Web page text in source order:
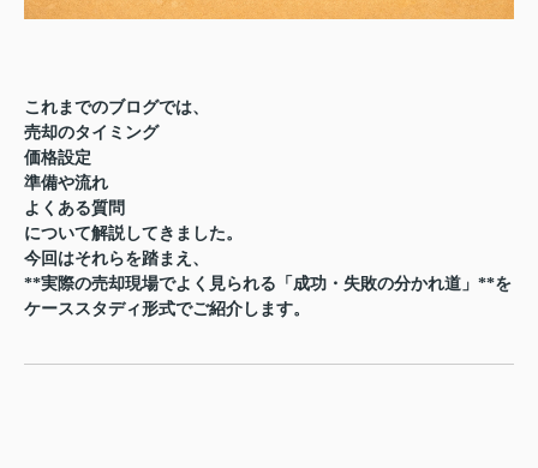
これまでのブログでは、
売却のタイミング
価格設定
準備や流れ
よくある質問
について解説してきました。
今回はそれらを踏まえ、
**実際の売却現場でよく見られる「成功・失敗の分かれ道」**を
ケーススタディ形式でご紹介します。